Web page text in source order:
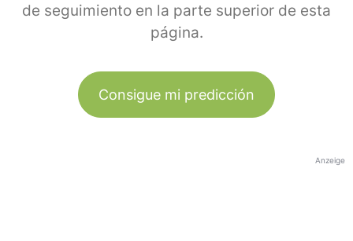
de seguimiento en la parte superior de esta
página.
Consigue mi predicción
Anzeige